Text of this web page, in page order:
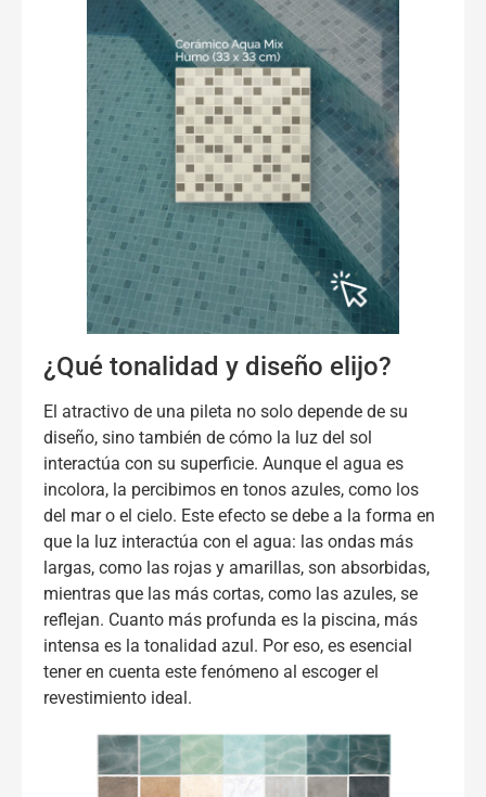
¿Qué tonalidad y diseño elijo?
El atractivo de una pileta no solo depende de su
diseño, sino también de cómo la luz del sol
interactúa con su superficie. Aunque el agua es
incolora, la percibimos en tonos azules, como los
del mar o el cielo. Este efecto se debe a la forma en
que la luz interactúa con el agua: las ondas más
largas, como las rojas y amarillas, son absorbidas,
mientras que las más cortas, como las azules, se
reflejan. Cuanto más profunda es la piscina, más
intensa es la tonalidad azul. Por eso, es esencial
tener en cuenta este fenómeno al escoger el
revestimiento ideal.